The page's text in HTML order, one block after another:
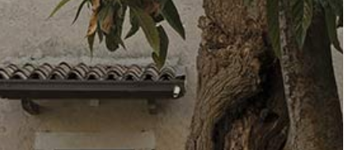
offiziellen Website
✔ Bis zu 13 % Ersparnis im Vergleich zu Buchungsportalen
✔ Bestpreisgarantie
✔ Sichere Zahlung über ein zertifiziertes System
✔ Klare und transparente Preise (zzgl. Kurtaxe)
✔ Direkter Kontakt mit der Unterkunft
✔ Mehr Flexibilität für Anfragen und Änderungen